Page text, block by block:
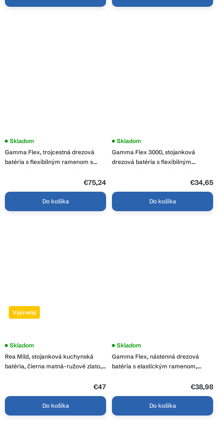
Gamma Flex, trojcestná drezová
batéria s flexibilným ramenom s
pripojením na filter vody, čierna
Skladom
€75,24
Do košíka
Gamma Flex 3000, stojanková
drezová batéria s flexibilným
ramenom, čierna-chrómová, GMA-
Priemerné
produktu
je
Skladom
€34,65
Do košíka
Výpredaj
Rea Mild, stojanková kuchynská
batéria, čierna matná-ružové zlato,
Skladom
€47
Do košíka
Gamma Flex, nástenná drezová
batéria s elastickým ramenom,
čierna-chrómová, GMA-BFXS-BK
Skladom
€38,98
Do košíka